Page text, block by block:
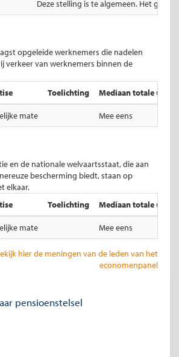
Deze stelling is te algemeen. Het gaat
opgeleide werknemers die nadelen
verkeer van werknemers binnen de
Toelichting Mediaan totale
mate Mee eens
en de nationale welvaartsstaat, die aan
bescherming biedt, staan op
elkaar.
Toelichting Mediaan totale
mate Mee eens
hier de meningen van de leden van het
economenpanel
pensioenstelsel